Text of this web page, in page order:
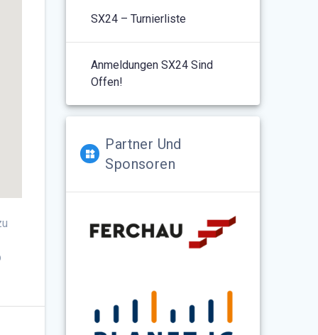
SX24 – Turnierliste
Anmeldungen SX24 Sind
Offen!
Partner Und
Sponsoren